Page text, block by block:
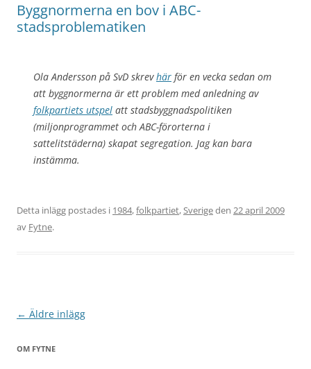
Byggnormerna en bov i ABC-
stadsproblematiken
Ola Andersson på SvD skrevhär för en vecka sedan om
att byggnormerna är ett problem med anledning av
folkpartiets utspel att stadsbyggnadspolitiken
(miljonprogrammet och ABC-förorterna i
sattelitstäderna) skapat segregation. Jag kan bara
instämma.
Detta inlägg postades i 1984,folkpartiet,Sverigeden 22 april 2009
av Fytne.
Inläggsnavigering
← Äldre inlägg
OM FYTNE